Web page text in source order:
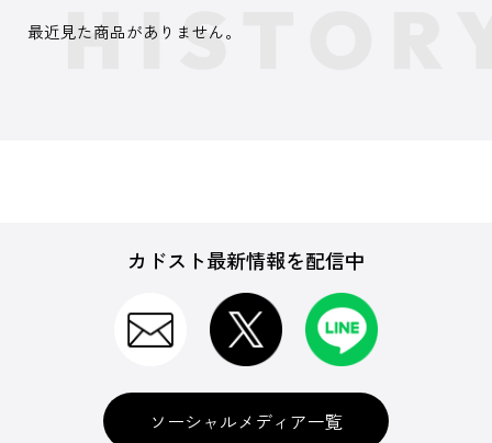
最近見た商品がありません。
カドスト最新情報を配信中
ソーシャルメディア一覧